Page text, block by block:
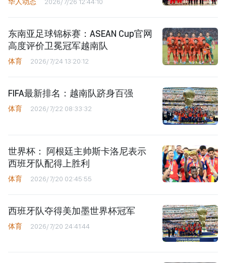
华人动态 2026/7/26 12:44:10
东南亚足球锦标赛：ASEAN Cup官网
高度评价卫冕冠军越南队
体育 2026/7/24 13:20:12
FIFA最新排名：越南队跻身百强
体育 2026/7/22 08:33:32
世界杯： 阿根廷主帅斯卡洛尼表示
西班牙队配得上胜利
体育 2026/7/20 02:45:55
西班牙队夺得美加墨世界杯冠军
体育 2026/7/20 24:41:44